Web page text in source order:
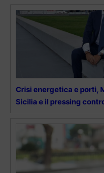
Crisi energetica e porti,
Sicilia e il pressing